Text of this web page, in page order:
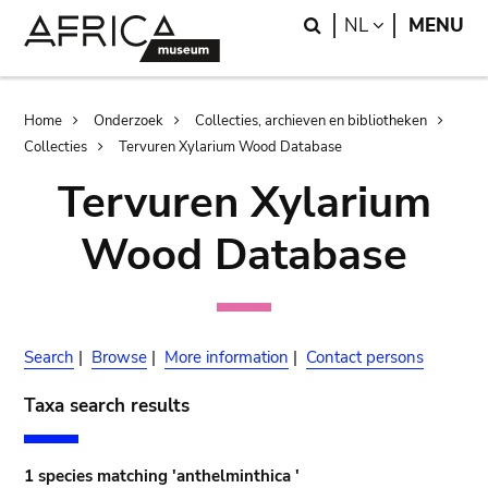
Search
NL LANGUAGE
MENU
Breadcrumb
Home Onderzoek
Collecties, archieven en bibliotheken
Collecties
Tervuren Xylarium Wood Database
Tervuren Xylarium
Wood Database
Search | Browse | More information | Contact persons
Taxa search results
1 species matching 'anthelminthica '